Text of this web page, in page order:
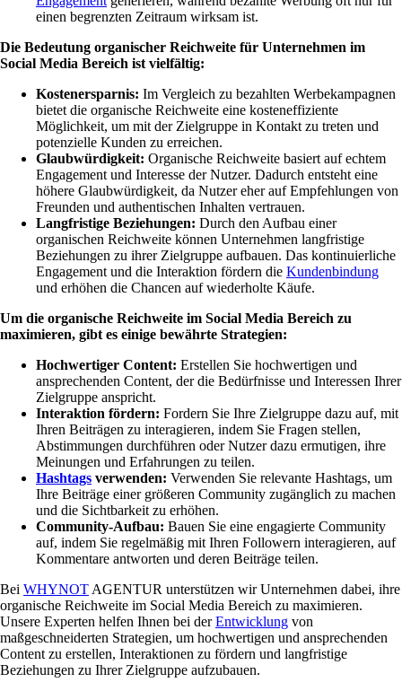
einen begrenzten Zeitraum wirksam ist.
Die Bedeutung organischer Reichweite für Unternehmen im
Social Media Bereich ist vielfältig:
Kostenersparnis: Im Vergleich zu bezahlten Werbekampagnen
bietet die organische Reichweite eine kosteneffiziente
Möglichkeit, um mit der Zielgruppe in Kontakt zu treten und
potenzielle Kunden zu erreichen.
Glaubwürdigkeit: Organische Reichweite basiert auf echtem
Engagement und Interesse der Nutzer. Dadurch entsteht eine
höhere Glaubwürdigkeit, da Nutzer eher auf Empfehlungen von
Freunden und authentischen Inhalten vertrauen.
Langfristige Beziehungen: Durch den Aufbau einer
organischen Reichweite können Unternehmen langfristige
Beziehungen zu ihrer Zielgruppe aufbauen. Das kontinuierliche
Engagement und die Interaktion fördern die Kundenbindung
und erhöhen die Chancen auf wiederholte Käufe.
Um die organische Reichweite im Social Media Bereich zu
maximieren, gibt es einige bewährte Strategien:
Hochwertiger Content: Erstellen Sie hochwertigen und
ansprechenden Content, der die Bedürfnisse und Interessen Ihrer
Zielgruppe anspricht.
Interaktion fördern: Fordern Sie Ihre Zielgruppe dazu auf, mit
Ihren Beiträgen zu interagieren, indem Sie Fragen stellen,
Abstimmungen durchführen oder Nutzer dazu ermutigen, ihre
Meinungen und Erfahrungen zu teilen.
Hashtags verwenden: Verwenden Sie relevante Hashtags, um
Ihre Beiträge einer größeren Community zugänglich zu machen
und die Sichtbarkeit zu erhöhen.
Community-Aufbau: Bauen Sie eine engagierte Community
auf, indem Sie regelmäßig mit Ihren Followern interagieren, auf
Kommentare antworten und deren Beiträge teilen.
Bei WHYNOT AGENTUR unterstützen wir Unternehmen dabei, ihre
organische Reichweite im Social Media Bereich zu maximieren.
Unsere Experten helfen Ihnen bei derEntwicklung von
maßgeschneiderten Strategien, um hochwertigen und ansprechenden
Content zu erstellen, Interaktionen zu fördern und langfristige
Beziehungen zu Ihrer Zielgruppe aufzubauen.